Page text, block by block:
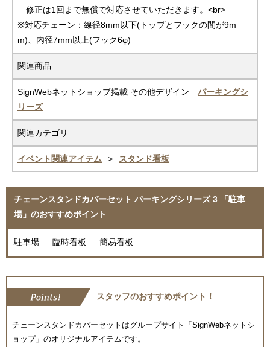
修正は1回まで無償で対応させていただきます。<br>
※対応チェーン：線径8mm以下(トップとフックの間が9m
m)、内径7mm以上(フック6φ)
関連商品
SignWebネットショップ掲載 その他デザイン パーキングシ
リーズ
関連カテゴリ
イベント関連アイテム スタンド看板
チェーンスタンドカバーセット パーキングシリーズ 3 「駐車
場」のおすすめポイント
駐車場 臨時看板 簡易看板
スタッフのおすすめポイント！
チェーンスタンドカバーセットはグループサイト「SignWebネットシ
ョップ」のオリジナルアイテムです。